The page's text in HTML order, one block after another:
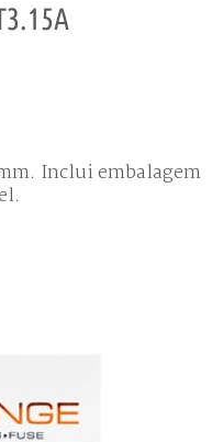
Inclui embalagem